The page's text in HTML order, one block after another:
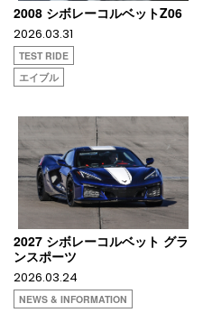
2008 シボレーコルベットZ06
2026.03.31
TEST RIDE
エイブル
2027 シボレーコルベット グラ
ンスポーツ
2026.03.24
NEWS & INFORMATION